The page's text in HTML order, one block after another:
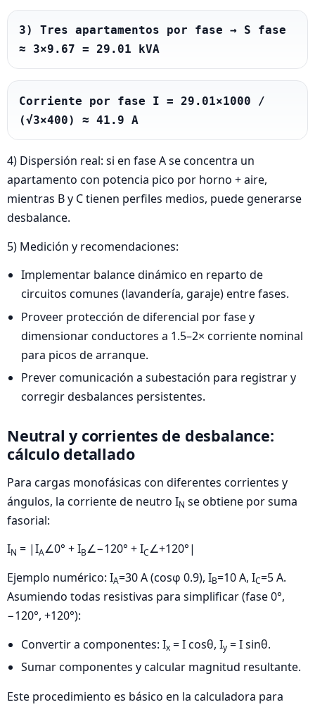
3) Tres apartamentos por fase → S fase
≈ 3×9.67 = 29.01 kVA
Corriente por fase I = 29.01×1000 /
(√3×400) ≈ 41.9 A
4) Dispersión real: si en fase A se concentra un
apartamento con potencia pico por horno + aire,
mientras B y C tienen perfiles medios, puede generarse
desbalance.
5) Medición y recomendaciones:
Implementar balance dinámico en reparto de
circuitos comunes (lavandería, garaje) entre fases.
Proveer protección de diferencial por fase y
dimensionar conductores a 1.5–2× corriente nominal
para picos de arranque.
Prever comunicación a subestación para registrar y
corregir desbalances persistentes.
Neutral y corrientes de desbalance:
cálculo detallado
Para cargas monofásicas con diferentes corrientes y
ángulos, la corriente de neutro IN se obtiene por suma
fasorial:
IN = |IA∠0° + IB∠−120° + IC∠+120°|
Ejemplo numérico: IA=30 A (cosφ 0.9), IB=10 A, IC=5 A.
Asumiendo todas resistivas para simplificar (fase 0°,
−120°, +120°):
Convertir a componentes: Ix = I cosθ, Iy = I sinθ.
Sumar componentes y calcular magnitud resultante.
Este procedimiento es básico en la calculadora para